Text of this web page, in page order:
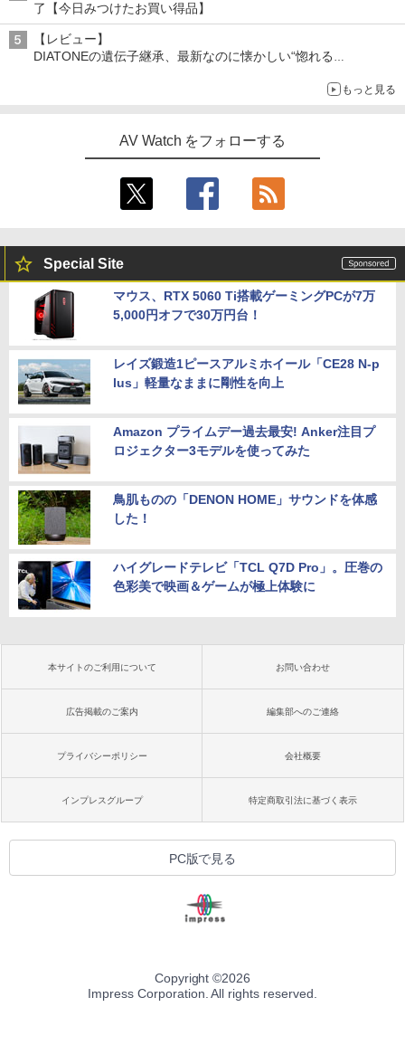
了【今日みつけたお買い得品】
【レビュー】
DIATONEの遺伝子継承、最新なのに懐かしい“惚れる
もっと見る
AV Watch をフォローする
Special Site
マウス、RTX 5060 Ti搭載ゲーミングPCが7万
5,000円オフで30万円台！
レイズ鍛造1ピースアルミホイール「CE28 N-p
lus」軽量なままに剛性を向上
Amazon プライムデー過去最安! Anker注目プ
ロジェクター3モデルを使ってみた
鳥肌ものの「DENON HOME」サウンドを体感
した！
ハイグレードテレビ「TCL Q7D Pro」。圧巻の
色彩美で映画＆ゲームが極上体験に
本サイトのご利用について お問い合わせ
広告掲載のご案内 編集部へのご連絡
プライバシーポリシー 会社概要
インプレスグループ 特定商取引法に基づく表示
PC版で見る
Copyright ©2026
Impress Corporation. All rights reserved.